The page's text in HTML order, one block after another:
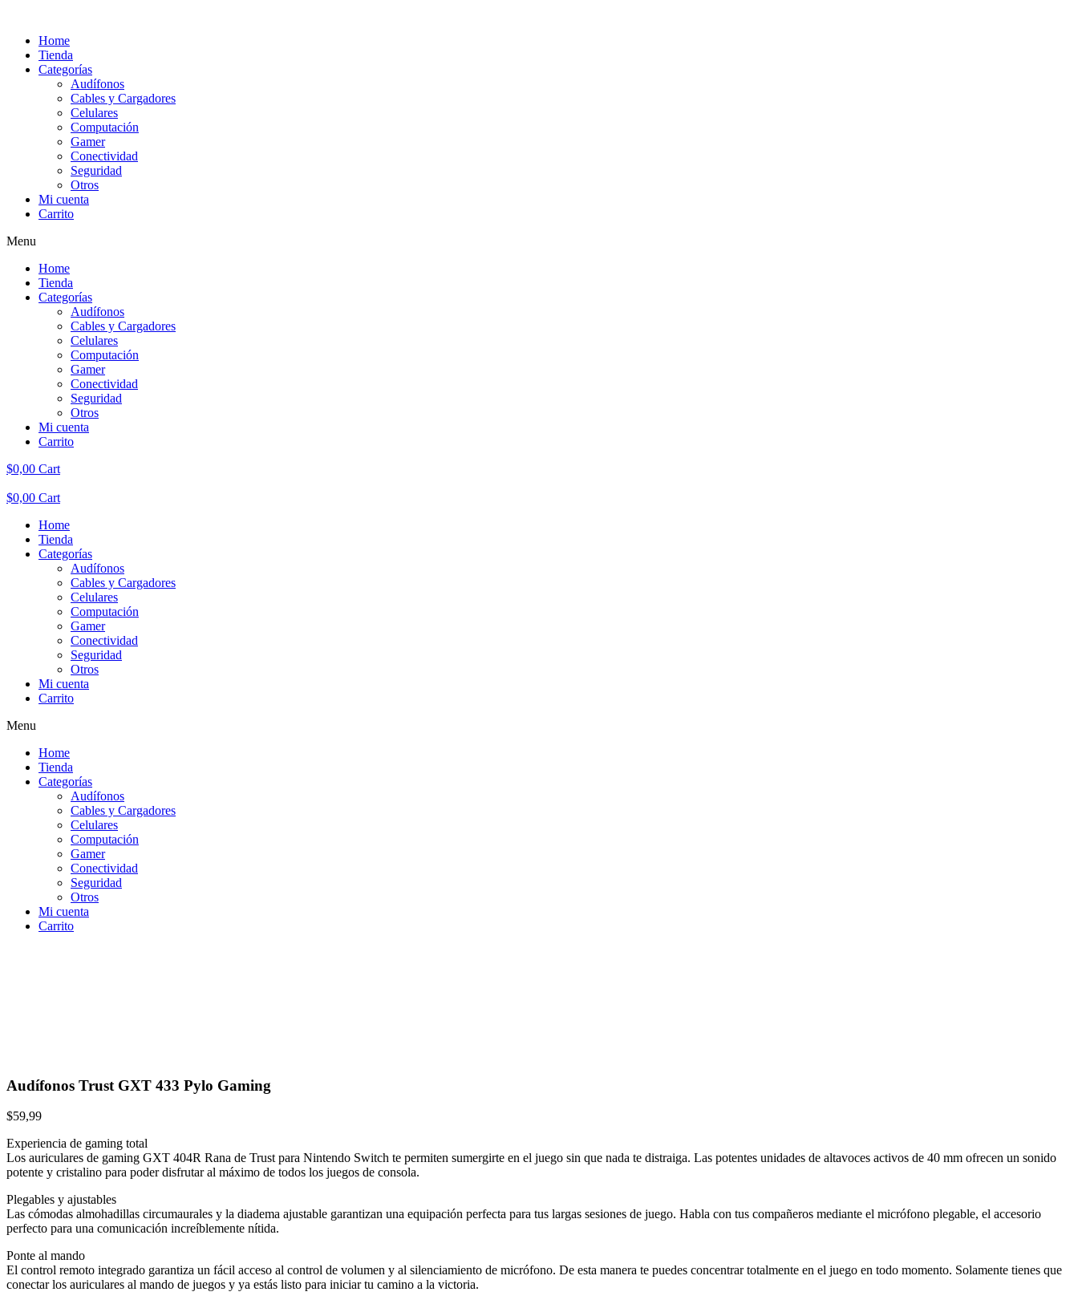
contenidoHome
Tienda
Categorías
Audífonos
Cables y Cargadores
Celulares
Computación
Gamer
Conectividad
Seguridad
Otros
Mi cuenta
Carrito
Menu
Home
Tienda
Categorías
Audífonos
Cables y Cargadores
Celulares
Computación
Gamer
Conectividad
Seguridad
Otros
Mi cuenta
Carrito
$0,00 Cart
$0,00 Cart
Home
Tienda
Categorías
Audífonos
Cables y Cargadores
Celulares
Computación
Gamer
Conectividad
Seguridad
Otros
Mi cuenta
Carrito
Menu
Home
Tienda
Categorías
Audífonos
Cables y Cargadores
Celulares
Computación
Gamer
Conectividad
Seguridad
Otros
Mi cuenta
Carrito
Audífonos Trust GXT 433 Pylo Gaming
$59,99
Experiencia de gaming total
Los auriculares de gaming GXT 404R Rana de Trust para Nintendo Switch te permiten sumergirte en el juego sin que nada te distraiga. Las potentes unidades de altavoces activos de 40 mm ofrecen un sonido
potente y cristalino para poder disfrutar al máximo de todos los juegos de consola.
Plegables y ajustables
Las cómodas almohadillas circumaurales y la diadema ajustable garantizan una equipación perfecta para tus largas sesiones de juego. Habla con tus compañeros mediante el micrófono plegable, el accesorio
perfecto para una comunicación increíblemente nítida.
Ponte al mando
El control remoto integrado garantiza un fácil acceso al control de volumen y al silenciamiento de micrófono. De esta manera te puedes concentrar totalmente en el juego en todo momento. Solamente tienes que
conectar los auriculares al mando de juegos y ya estás listo para iniciar tu camino a la victoria.